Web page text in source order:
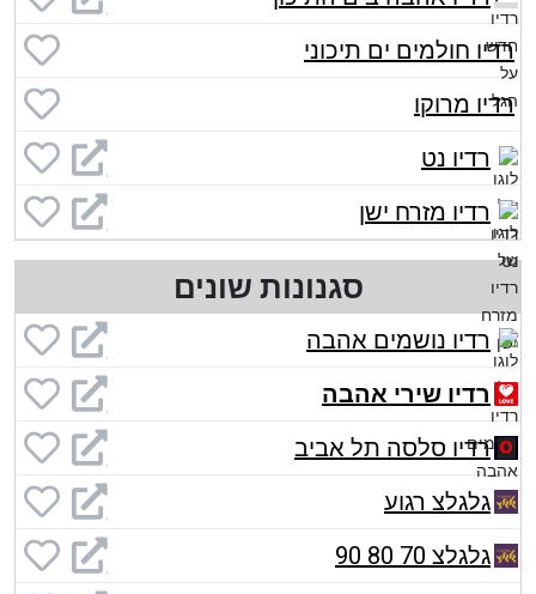
רדיו חולמים ים תיכוני
רדיו מרוקו
רדיו נט
רדיו מזרח ישן
סגנונות שונים
רדיו נושמים אהבה
רדיו שירי אהבה
רדיו סלסה תל אביב
גלגלצ רגוע
גלגלצ 70 80 90